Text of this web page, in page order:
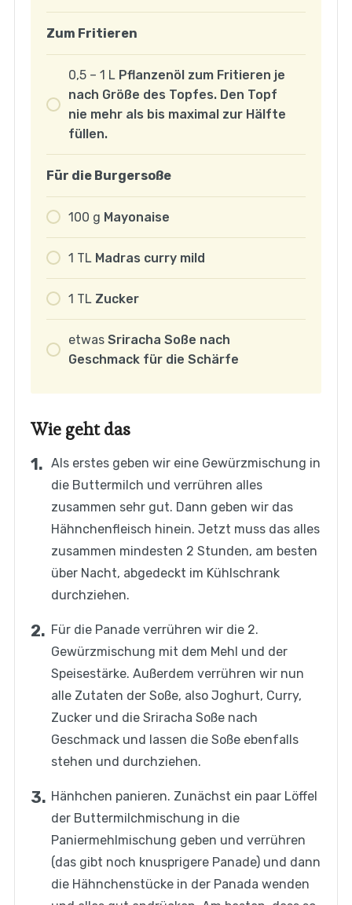
Zum Fritieren
0,5 – 1 L Pflanzenöl zum Fritieren je
nach Größe des Topfes. Den Topf
nie mehr als bis maximal zur Hälfte
füllen.
Für die Burgersoße
100 g Mayonaise
1 TL Madras curry mild
1 TL Zucker
etwas Sriracha Soße nach
Geschmack für die Schärfe
Wie geht das
Als erstes geben wir eine Gewürzmischung in
die Buttermilch und verrühren alles
zusammen sehr gut. Dann geben wir das
Hähnchenfleisch hinein. Jetzt muss das alles
zusammen mindesten 2 Stunden, am besten
über Nacht, abgedeckt im Kühlschrank
durchziehen.
Für die Panade verrühren wir die 2.
Gewürzmischung mit dem Mehl und der
Speisestärke. Außerdem verrühren wir nun
alle Zutaten der Soße, also Joghurt, Curry,
Zucker und die Sriracha Soße nach
Geschmack und lassen die Soße ebenfalls
stehen und durchziehen.
Hänhchen panieren. Zunächst ein paar Löffel
der Buttermilchmischung in die
Paniermehlmischung geben und verrühren
(das gibt noch knusprigere Panade) und dann
die Hähnchenstücke in der Panada wenden